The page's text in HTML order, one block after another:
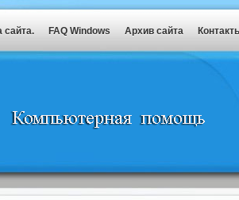
сайта. FAQ Windows Архив сайта